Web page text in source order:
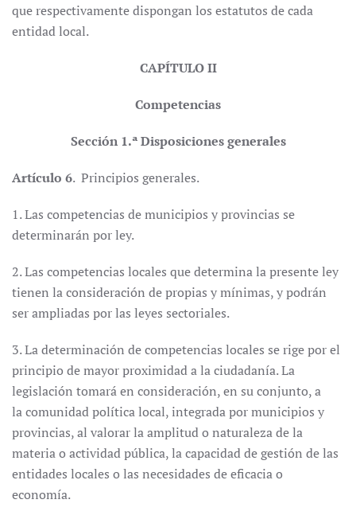
que respectivamente dispongan los estatutos de cada
entidad local.
CAPÍTULO II
Competencias
Sección 1.ª Disposiciones generales
Artículo 6. Principios generales.
1. Las competencias de municipios y provincias se
determinarán por ley.
2. Las competencias locales que determina la presente ley
tienen la consideración de propias y mínimas, y podrán
ser ampliadas por las leyes sectoriales.
3. La determinación de competencias locales se rige por el
principio de mayor proximidad a la ciudadanía. La
legislación tomará en consideración, en su conjunto, a
la comunidad política local, integrada por municipios y
provincias, al valorar la amplitud o naturaleza de la
materia o actividad pública, la capacidad de gestión de las
entidades locales o las necesidades de eficacia o
economía.